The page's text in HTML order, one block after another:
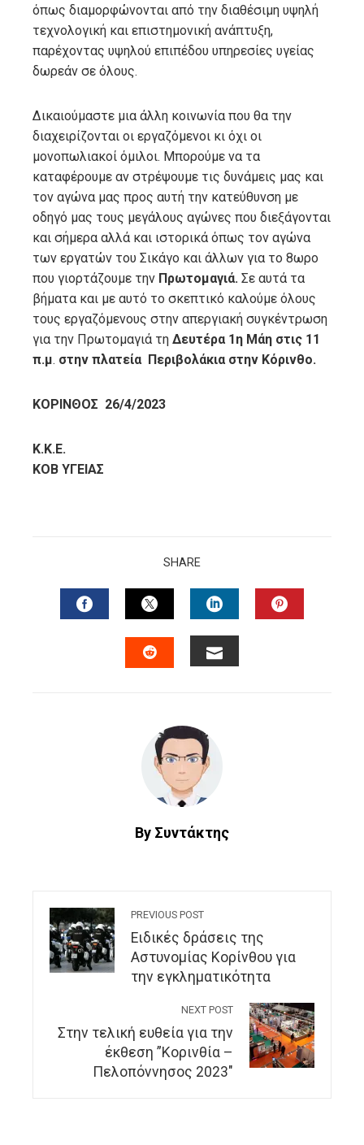
όπως διαμορφώνονται από την διαθέσιμη υψηλή
τεχνολογική και επιστημονική ανάπτυξη,
παρέχοντας υψηλού επιπέδου υπηρεσίες υγείας
δωρεάν σε όλους.
Δικαιούμαστε μια άλλη κοινωνία που θα την
διαχειρίζονται οι εργαζόμενοι κι όχι οι
μονοπωλιακοί όμιλοι. Μπορούμε να τα
καταφέρουμε αν στρέψουμε τις δυνάμεις μας και
τον αγώνα μας προς αυτή την κατεύθυνση με
οδηγό μας τους μεγάλους αγώνες που διεξάγονται
και σήμερα αλλά και ιστορικά όπως τον αγώνα
των εργατών του Σικάγο και άλλων για το 8ωρο
που γιορτάζουμε την Πρωτομαγιά. Σε αυτά τα
βήματα και με αυτό το σκεπτικό καλούμε όλους
τους εργαζόμενους στην απεργιακή συγκέντρωση
για την Πρωτομαγιά τη Δευτέρα 1η Μάη στις 11
π.μ. στην πλατεία Περιβολάκια στην Κόρινθο.
ΚΟΡΙΝΘΟΣ 26/4/2023
Κ.Κ.Ε.
ΚΟΒ ΥΓΕΙΑΣ
SHARE
FACEBOOKTWITTERLINKEDIN
By Συντάκτης
PREVIOUS POST
Ειδικές δράσεις της
Αστυνομίας Κορίνθου για
την εγκληματικότητα
NEXT POST
Στην τελική ευθεία για την
έκθεση ”Κορινθία –
Πελοπόννησος 2023″